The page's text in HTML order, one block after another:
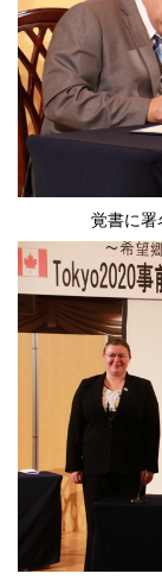
覚書に署